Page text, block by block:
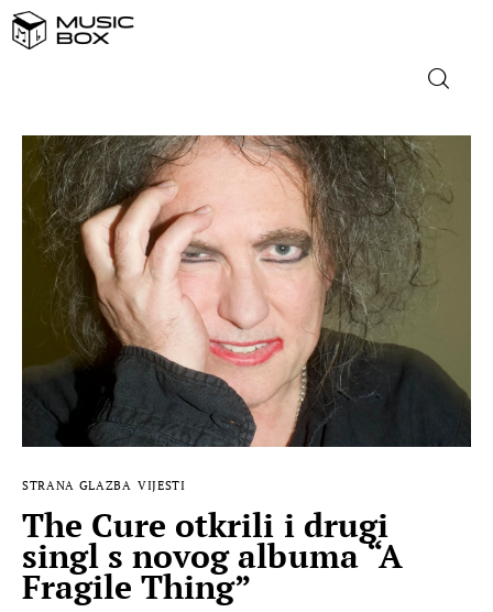
NASLOVNICA
DOMAĆA GLAZBA
STRANA GLAZBA
FILM
MUSIC BOX
STRANA GLAZBA VIJESTI
The Cure otkrili i drugi
singl s novog albuma “A
Fragile Thing”